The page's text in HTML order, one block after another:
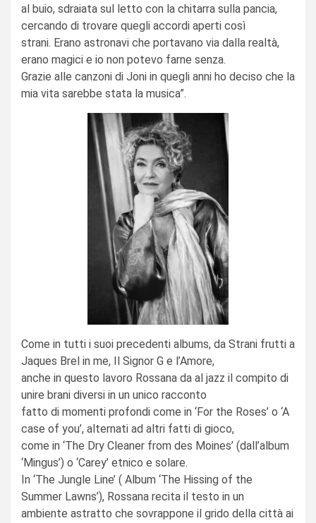
al buio, sdraiata sul letto con la chitarra sulla pancia,
cercando di trovare quegli accordi aperti così
strani. Erano astronavi che portavano via dalla realtà,
erano magici e io non potevo farne senza.
Grazie alle canzoni di Joni in quegli anni ho deciso che la
mia vita sarebbe stata la musica”.
Come in tutti i suoi precedenti albums, da Strani frutti a
Jaques Brel in me, Il Signor G e l’Amore,
anche in questo lavoro Rossana da al jazz il compito di
unire brani diversi in un unico racconto
fatto di momenti profondi come in ‘For the Roses’ o ‘A
case of you’, alternati ad altri fatti di gioco,
come in ‘The Dry Cleaner from des Moines’ (dall’album
‘Mingus’) o ‘Carey’ etnico e solare.
In ‘The Jungle Line’ ( Album ‘The Hissing of the
Summer Lawns’), Rossana recita il testo in un
ambiente astratto che sovrappone il grido della città ai